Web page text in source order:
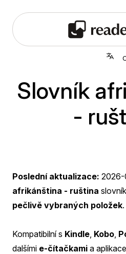
Slovník
-
Poslední aktualizace:
afrikánština - ruština
pečlivě vybraných položek.
Kompatibilní s Kindle Kobo
dalšími e-čítačkami a